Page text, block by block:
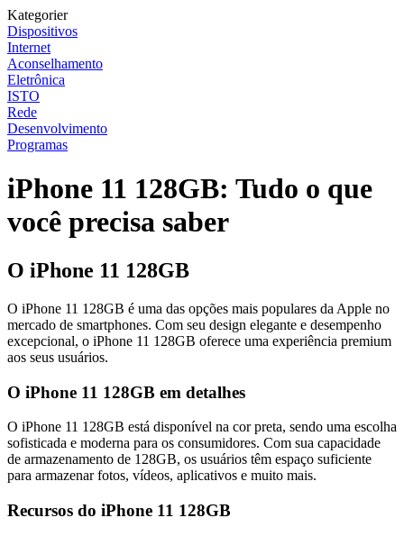
Kategorier
Dispositivos
Internet
Aconselhamento
Eletrônica
ISTO
Rede
Desenvolvimento
Programas
iPhone 11 128GB: Tudo o que
você precisa saber
O iPhone 11 128GB
O iPhone 11 128GB é uma das opções mais populares da Apple no
mercado de smartphones. Com seu design elegante e desempenho
excepcional, o iPhone 11 128GB oferece uma experiência premium
aos seus usuários.
O iPhone 11 128GB em detalhes
O iPhone 11 128GB está disponível na cor preta, sendo uma escolha
sofisticada e moderna para os consumidores. Com sua capacidade
de armazenamento de 128GB, os usuários têm espaço suficiente
para armazenar fotos, vídeos, aplicativos e muito mais.
Recursos do iPhone 11 128GB